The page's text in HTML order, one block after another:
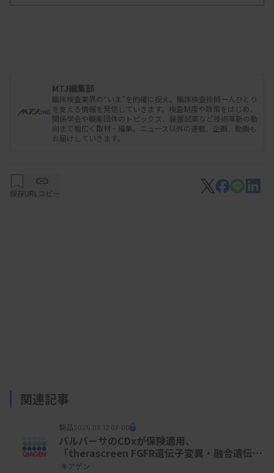
資料はこちら
MTJ編集部
臨床検査業界の“いま”を的確に捉え、臨床検査技師一人ひとり
を支える情報を発信していきます。検査制度や政策をはじめ、
関係学会や職能団体のトピックス、装置試薬など技術革新の動
向まで幅広く取材・編集。ニュース以外の連載、企画、動画も
お届けしていきます。
保存URLコピー
関連記事
製品2025.09.12 07:00
バルバーサのCDxが保険適用、
「therascreen FGFR遺伝子変異・融合遺伝子
検出キットRGQ キアゲン」
キアゲン